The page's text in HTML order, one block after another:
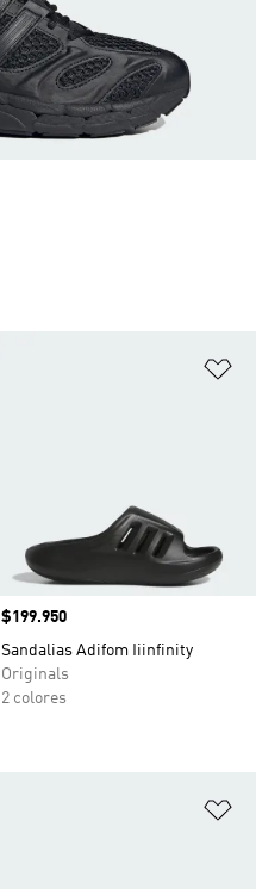
Precio
$199.950
Sandalias Adifom Iiinfinity
Originals
2 colores